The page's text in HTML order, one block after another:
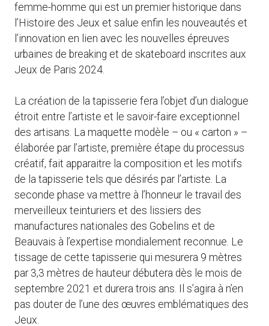
femme-homme qui est un premier historique dans
l’Histoire des Jeux et salue enfin les nouveautés et
l’innovation en lien avec les nouvelles épreuves
urbaines de breaking et de skateboard inscrites aux
Jeux de Paris 2024.
La création de la tapisserie fera l’objet d’un dialogue
étroit entre l’artiste et le savoir-faire exceptionnel
des artisans. La maquette modèle – ou « carton » –
élaborée par l’artiste, première étape du processus
créatif, fait apparaitre la composition et les motifs
de la tapisserie tels que désirés par l’artiste. La
seconde phase va mettre à l’honneur le travail des
merveilleux teinturiers et des lissiers des
manufactures nationales des Gobelins et de
Beauvais à l’expertise mondialement reconnue. Le
tissage de cette tapisserie qui mesurera 9 mètres
par 3,3 mètres de hauteur débutera dès le mois de
septembre 2021 et durera trois ans. Il s’agira à n’en
pas douter de l’une des œuvres emblématiques des
Jeux.